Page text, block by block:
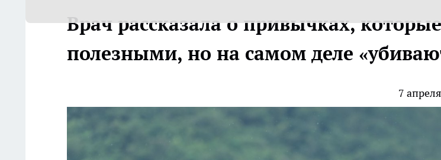
Врач рассказала о привычках,
полезными, но на самом деле
7